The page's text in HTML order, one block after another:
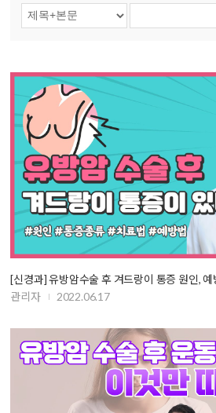
[신경과] 유방암수술 후 겨드랑이 통증 원인, 예
관리자
2022.06.17